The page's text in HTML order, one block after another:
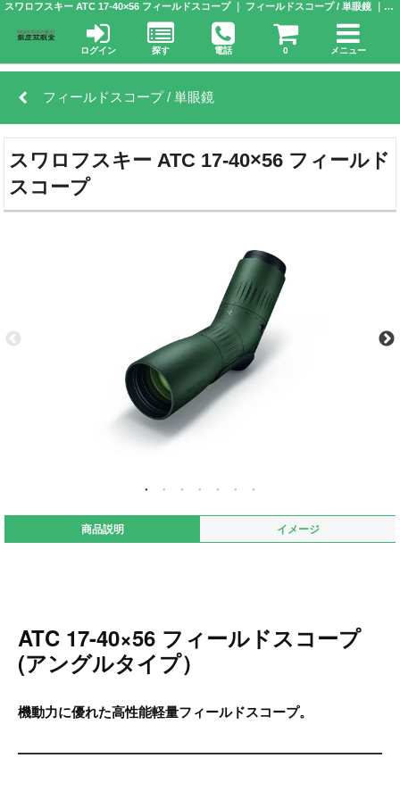
フィールドスコープ / 単眼鏡
スワロフスキー ATC 17-40×56 フィールド
スコープ
商品説明 イメージ
ATC 17-40×56 フィールドスコープ
(アングルタイプ）
機動力に優れた高性能軽量フィールドスコープ。
スワロフスキー ATC 17-40×56 フィールドスコープ ｜ フィールドスコープ / 単眼鏡 ｜銀座双眼堂 | 株式会社 アドウエーブ
ログイン 探す 電話 0 メニュー